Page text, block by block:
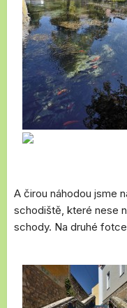
A čirou náhodou jsme
schodiště, které nese
schody. Na druhé